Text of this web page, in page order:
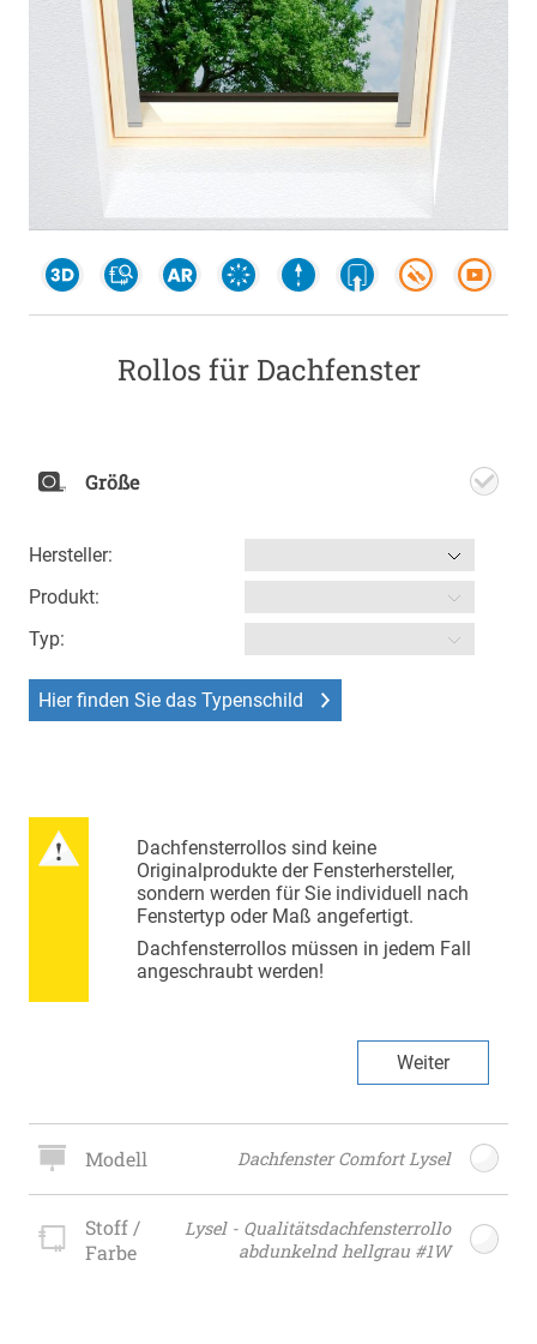
Rollos für Dachfenster
Größe
Hersteller:
Produkt:
Typ:
Hier finden Sie das Typenschild
Dachfensterrollos sind keine
Originalprodukte der Fensterhersteller,
sondern werden für Sie individuell nach
Fenstertyp oder Maß angefertigt.
Dachfensterrollos müssen in jedem Fall
angeschraubt werden!
Weiter
Modell Dachfenster Comfort Lysel
Stoff /
Farbe
Lysel - Qualitätsdachfensterrollo
abdunkelnd hellgrau #1W